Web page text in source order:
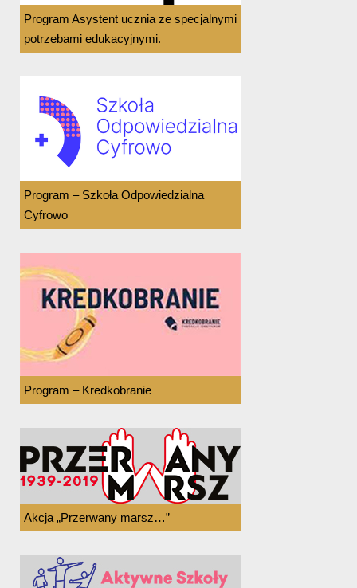
Program Asystent ucznia ze specjalnymi
potrzebami edukacyjnymi.
Program – Szkoła Odpowiedzialna
Cyfrowo
Program – Kredkobranie
Akcja „Przerwany marsz…”